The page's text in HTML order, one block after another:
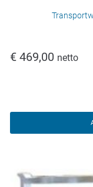
€ 469,00 netto